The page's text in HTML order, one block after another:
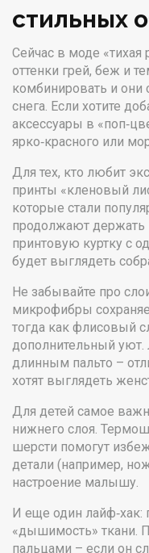
стильных
Сейчас в моде
оттенки грей, беж и
комбинировать и
снега. Если хотите
аксессуары в
ярко‑красного или
Для тех, кто любит
принты «кленовый
которые стали
продолжают держать
принтовую куртку с
будет выглядеть
Не забывайте про
микрофибры
тогда как флисовый
дополнительный уют.
длинным пальто –
хотят выглядеть
Для детей самое
нижнего слоя.
шерсти помогут
детали (например,
настроение малышу.
И еще один лайф‑хак:
«дышимость» ткани.
пальцами – если он